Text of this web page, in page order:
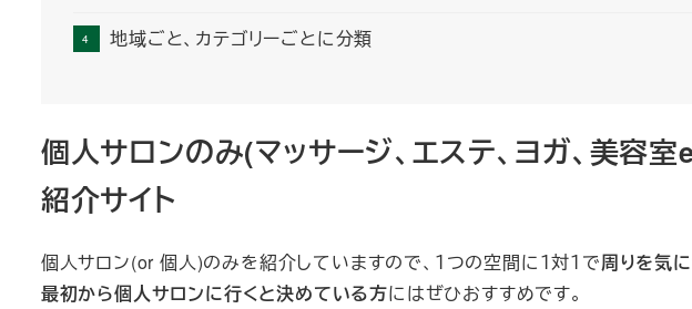
地域ごと、カテゴリーごとに分類
個人サロンのみ(マッサージ、エステ、ヨガ、美容
紹介サイト
個人サロン(or 個人)のみを紹介していますので、１つの空間に１対１で周りを気
最初から個人サロンに行くと決めている方にはぜひおすすめです。